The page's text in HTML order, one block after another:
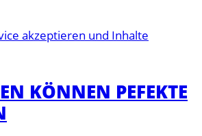
akzeptieren und Inhalte
KÖNNEN PEFEKTE